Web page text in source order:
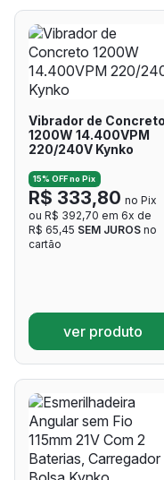
Vibrador de Concreto
1200W 14.400VPM
220/240V Kynko
15% OFF no Pix
R$ 333,80 no Pix
ou R$ 392,70 em 6x de
R$ 65,45 SEM JUROSno
cartão
ver produto